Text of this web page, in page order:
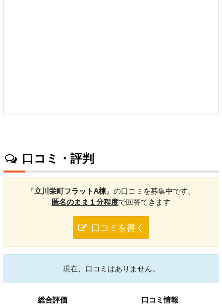
口コミ・評判
『立川栄町フラットA棟 』の口コミを募集中です。
匿名のまま１分程度で回答できます
口コミを書く
現在、口コミはありません。
総合評価 口コミ情報